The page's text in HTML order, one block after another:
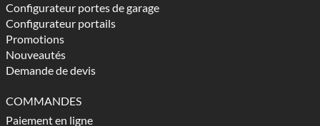
Configurateur portes de garage
Configurateur portails
Promotions
Nouveautés
Demande de devis
COMMANDES
Paiement en ligne